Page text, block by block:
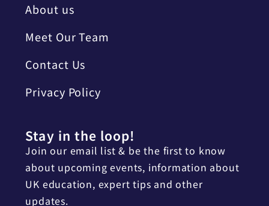
About us
Meet Our Team
Contact Us
Privacy Policy
Stay in the loop!
Join our email list & be the first to know
about upcoming events, information about
UK education, expert tips and other
updates.